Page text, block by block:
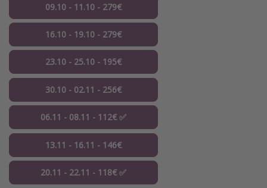
09.10 - 11.10 - 279€
16.10 - 19.10 - 279€
23.10 - 25.10 - 195€
30.10 - 02.11 - 256€
06.11 - 08.11 - 112€ ✅
13.11 - 16.11 - 146€
20.11 - 22.11 - 118€ ✅